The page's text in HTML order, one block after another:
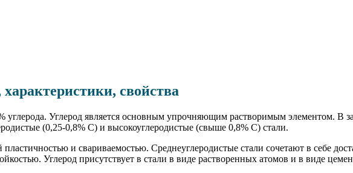
свойства
углерода. Углерод является основным упрочняющим растворимым элементом. В
(0,25-0,8% С) и высокоуглеродистые (свыше 0,8% С) стали.
и свариваемостью. Среднеуглеродистые стали сочетают в себе
Углерод присутствует в стали в виде растворенных атомов и в виде